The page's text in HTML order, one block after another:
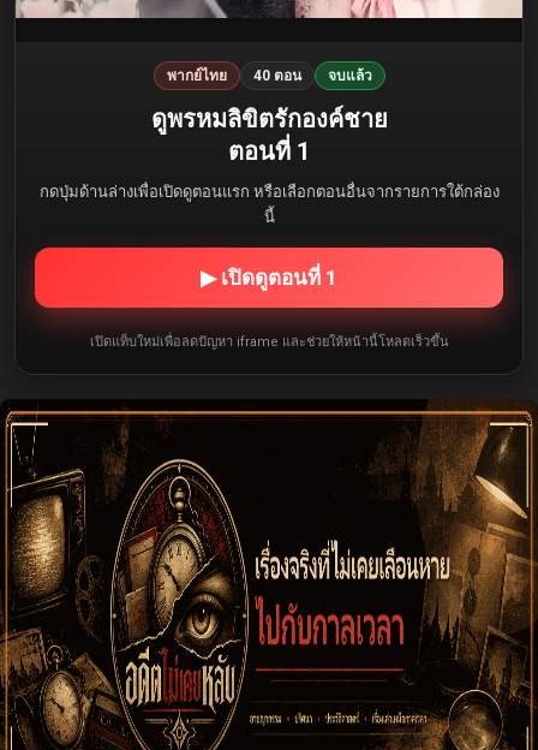
พากย์ไทย 40 ตอน จบแล้ว
ดูพรหมลิขิตรักองค์ชาย
ตอนที่ 1
กดปุ่มด้านล่างเพื่อเปิดดูตอนแรก หรือเลือกตอนอื่นจากรายการใต้กล่อง
นี้
▶ เปิดดูตอนที่ 1
เปิดแท็บใหม่เพื่อลดปัญหา iframe และช่วยให้หน้านี้โหลดเร็วขึ้น